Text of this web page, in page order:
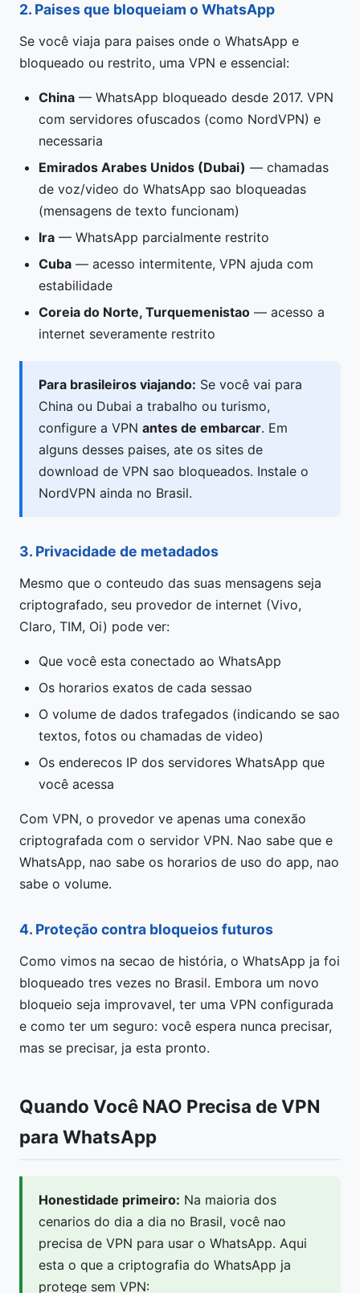
2. Paises que bloqueiam o WhatsApp
Se você viaja para paises onde o WhatsApp e
bloqueado ou restrito, uma VPN e essencial:
China — WhatsApp bloqueado desde 2017. VPN
com servidores ofuscados (como NordVPN) e
necessaria
Emirados Arabes Unidos (Dubai) — chamadas
de voz/video do WhatsApp sao bloqueadas
(mensagens de texto funcionam)
Ira — WhatsApp parcialmente restrito
Cuba — acesso intermitente, VPN ajuda com
estabilidade
Coreia do Norte, Turquemenistao — acesso a
internet severamente restrito
Para brasileiros viajando: Se você vai para
China ou Dubai a trabalho ou turismo,
configure a VPN antes de embarcar. Em
alguns desses paises, ate os sites de
download de VPN sao bloqueados. Instale o
NordVPN ainda no Brasil.
3. Privacidade de metadados
Mesmo que o conteudo das suas mensagens seja
criptografado, seu provedor de internet (Vivo,
Claro, TIM, Oi) pode ver:
Que você esta conectado ao WhatsApp
Os horarios exatos de cada sessao
O volume de dados trafegados (indicando se sao
textos, fotos ou chamadas de video)
Os enderecos IP dos servidores WhatsApp que
você acessa
Com VPN, o provedor ve apenas uma conexão
criptografada com o servidor VPN. Nao sabe que e
WhatsApp, nao sabe os horarios de uso do app, nao
sabe o volume.
4. Proteção contra bloqueios futuros
Como vimos na secao de história, o WhatsApp ja foi
bloqueado tres vezes no Brasil. Embora um novo
bloqueio seja improvavel, ter uma VPN configurada
e como ter um seguro: você espera nunca precisar,
mas se precisar, ja esta pronto.
Quando Você NAO Precisa de VPN
para WhatsApp
Honestidade primeiro: Na maioria dos
cenarios do dia a dia no Brasil, você nao
precisa de VPN para usar o WhatsApp. Aqui
esta o que a criptografia do WhatsApp ja
protege sem VPN: